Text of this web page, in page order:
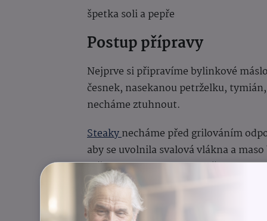
špetka soli a pepře
Postup přípravy
Nejprve si připravíme bylinkové
česnek, nasekanou petrželku,
necháme ztuhnout.
Steakynecháme před grilováním
aby se uvolnila svalová vlákna a
utěrkou z obou stran a potřeme
opepříme mořskou solí a čerstvě
Gril rozpálíme na velmi vysokou